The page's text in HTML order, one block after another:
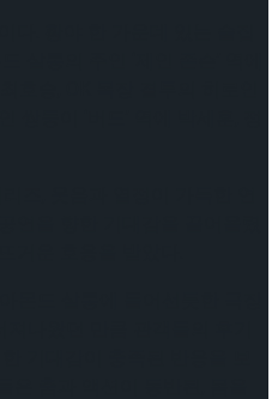
롱의 주인 ‘제인 존슨’ 역에
호승, OK 목장 결투의 히로인
둥이 ‘버드’ 역에 박세훈, 정
즈, 웃음과 열정이 가득한 연
을 향한 기대감을 끌어올렸
몬드 살롱에 들어선듯한 극장
나왔던 만큼 관객들의 후기
기대감이 충족된 반응을 보